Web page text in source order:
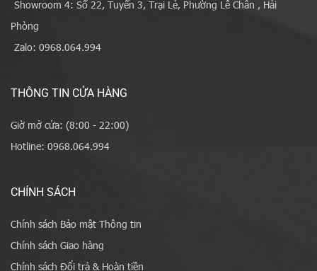
Showroom 4: Số 22, Tuyến 3, Trại Lẻ, Phường Lê Chân , Hải
Phòng
Zalo: 0968.064.994
THÔNG TIN CỬA HÀNG
Giờ mở cửa: (8:00 - 22:00)
Hotline: 0968.064.994
CHÍNH SÁCH
Chính sách Bảo mật Thông tin
Chính sách Giao hàng
Chính sách Đổi trả & Hoàn tiền